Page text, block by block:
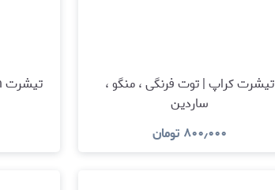
تیشرت کراپ | توت فرنگی ، منگو ،
ساردین
۸۰۰٫۰۰۰ تومان